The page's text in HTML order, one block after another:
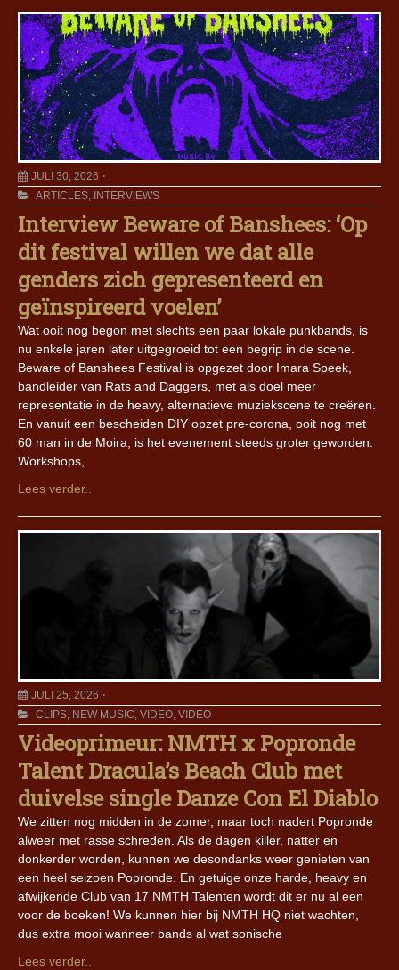
JULI 30, 2026
ARTICLES, INTERVIEWS
Interview Beware of Banshees: ‘Op
dit festival willen we dat alle
genders zich gepresenteerd en
geïnspireerd voelen’
Wat ooit nog begon met slechts een paar lokale punkbands, is
nu enkele jaren later uitgegroeid tot een begrip in de scene.
Beware of Banshees Festival is opgezet door Imara Speek,
bandleider van Rats and Daggers, met als doel meer
representatie in de heavy, alternatieve muziekscene te creëren.
En vanuit een bescheiden DIY opzet pre-corona, ooit nog met
60 man in de Moira, is het evenement steeds groter geworden.
Workshops,
Lees verder..
JULI 25, 2026
CLIPS, NEW MUSIC, VIDEO, VIDEO
Videoprimeur: NMTH x Popronde
Talent Dracula’s Beach Club met
duivelse single Danze Con El Diablo
We zitten nog midden in de zomer, maar toch nadert Popronde
alweer met rasse schreden. Als de dagen killer, natter en
donkerder worden, kunnen we desondanks weer genieten van
een heel seizoen Popronde. En getuige onze harde, heavy en
afwijkende Club van 17 NMTH Talenten wordt dit er nu al een
voor de boeken! We kunnen hier bij NMTH HQ niet wachten,
dus extra mooi wanneer bands al wat sonische
Lees verder..